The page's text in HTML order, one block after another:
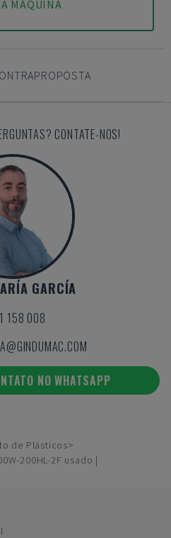
MÁQUINA
CONTATE-NOS!
GARCÍA
158 008
NO WHATSAPP
de Plásticos
200HL-2F usado |